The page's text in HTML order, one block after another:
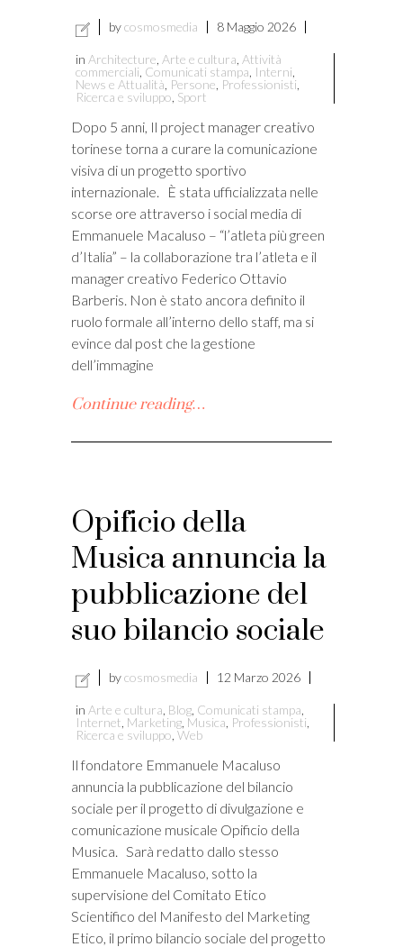
bycosmosmedia 8 Maggio 2026
in Architecture Arte e cultura Attività
commerciali Comunicati stampa Interni
News e Attualità Persone Professionisti
Ricerca e sviluppo Sport
Dopo 5 anni, Il project manager creativo
torinese torna a curare la comunicazione
visiva di un progetto sportivo
internazionale. È stata ufficializzata nelle
scorse ore attraverso i social media di
Emmanuele Macaluso – “l’atleta più green
d’Italia” – la collaborazione tra l’atleta e il
manager creativo Federico Ottavio
Barberis. Non è stato ancora definito il
ruolo formale all’interno dello staff, ma si
evince dal post che la gestione
dell’immagine
Continue reading…
Opificio della
Musica annuncia la
pubblicazione del
suo bilancio sociale
bycosmosmedia 12 Marzo 2026
in Arte e cultura Blog Comunicati stampa
Internet Marketing Musica Professionisti
Ricerca e sviluppo Web
Il fondatore Emmanuele Macaluso
annuncia la pubblicazione del bilancio
sociale per il progetto di divulgazione e
comunicazione musicale Opificio della
Musica. Sarà redatto dallo stesso
Emmanuele Macaluso, sotto la
supervisione del Comitato Etico
Scientifico del Manifesto del Marketing
Etico, il primo bilancio sociale del progetto